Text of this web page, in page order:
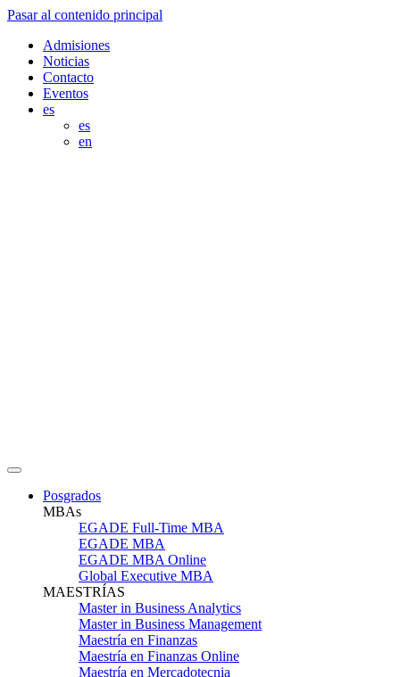
Pasar al contenido principal
Admisiones
Noticias
Contacto
Eventos
es
es
en
Posgrados
MBAs
EGADE Full-Time MBA
EGADE MBA
EGADE MBA Online
Global Executive MBA
MAESTRÍAS
Master in Business Analytics
Master in Business Management
Maestría en Finanzas
Maestría en Finanzas Online
Maestría en Mercadotecnia